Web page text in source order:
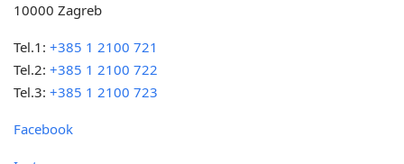
10000 Zagreb
Tel.1:+385 1 2100 721
Tel.2:+385 1 2100 722
Tel.3:+385 1 2100 723
Facebook